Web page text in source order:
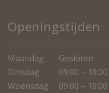
Openingstijden
Maandag
Gesloten
Dinsdag
09:00 – 18:00
Woensdag
09:00 – 18:00